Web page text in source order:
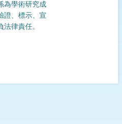
為學術研究成
證、標示、宣
律責任。